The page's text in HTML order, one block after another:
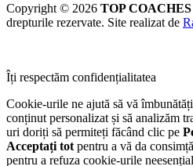
Copyright © 2026 TOP
drepturile rezervate. Site realizat de
Îți respectăm confidențialitatea
Cookie-urile ne ajută să vă
conținut personalizat și să analizăm
uri doriți să permiteți făcând clic pe
Acceptați tot pentru a vă da
pentru a refuza cookie-urile